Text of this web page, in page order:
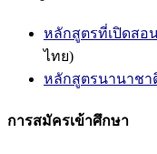
หลักสูตรที่เปิดสอ
ไทย)
หลักสูตรนานาชา
การสมัครเข้าศึกษา